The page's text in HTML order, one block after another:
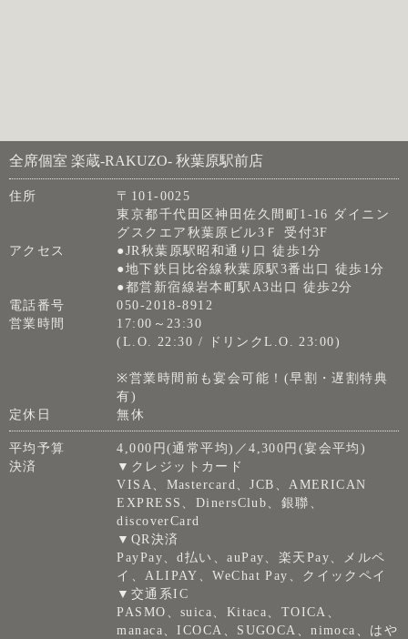
全席個室 楽蔵‐RAKUZO‐ 秋葉原駅前店
住所
〒101-0025
東京都千代田区神田佐久間町1-16 ダイニン
グスクエア秋葉原ビル3Ｆ 受付3F
アクセス
●JR秋葉原駅昭和通り口 徒歩1分
●地下鉄日比谷線秋葉原駅3番出口 徒歩1分
●都営新宿線岩本町駅A3出口 徒歩2分
電話番号
050-2018-8912
営業時間
17:00～23:30
(L.O. 22:30 / ドリンクL.O. 23:00)
※営業時間前も宴会可能！(早割・遅割特典
有)
定休日
無休
平均予算
4,000円(通常平均)／4,300円(宴会平均)
決済
▼クレジットカード
VISA、Mastercard、JCB、AMERICAN
EXPRESS、DinersClub、銀聯、
discoverCard
▼QR決済
PayPay、d払い、auPay、楽天Pay、メルペ
イ、ALIPAY、WeChat Pay、クイックペイ
▼交通系IC
PASMO、suica、Kitaca、TOICA、
manaca、ICOCA、SUGOCA、nimoca、はや